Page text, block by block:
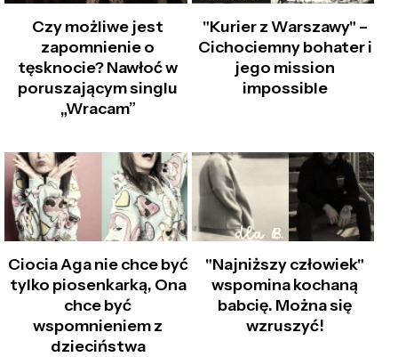
Czy możliwe jest
zapomnienie o
tęsknocie? Nawłoć w
poruszającym singlu
„Wracam”
"Kurier z Warszawy" –
Cichociemny bohater i
jego mission
impossible
Ciocia Aga nie chce być
tylko piosenkarką, Ona
chce być
wspomnieniem z
dzieciństwa
"Najniższy człowiek"
wspomina kochaną
babcię. Można się
wzruszyć!